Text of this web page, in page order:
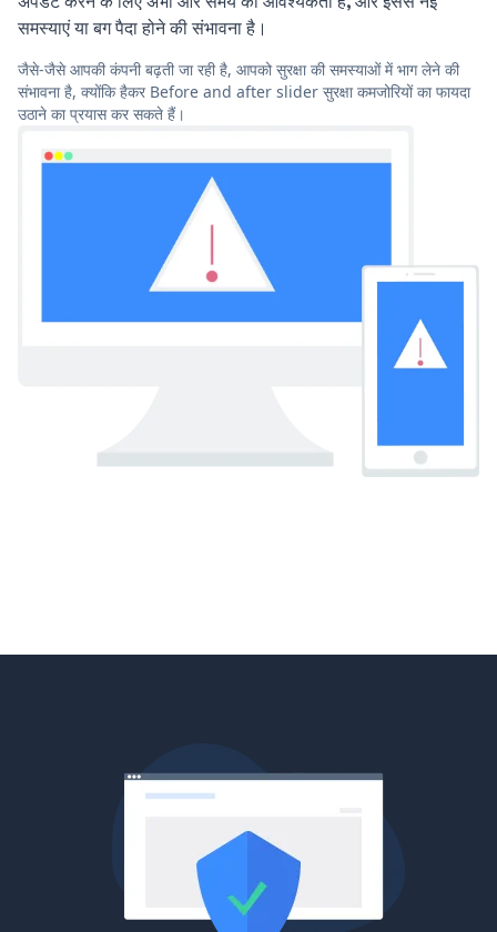
समस्याएं या बग पैदा होने की संभावना है।
जैसे-जैसे आपकी कंपनी बढ़ती जा रही है, आपको सुरक्षा की समस्याओं में भाग लेने की
संभावना है, क्योंकि हैकर Before and after slider सुरक्षा कमजोरियों का फायदा
उठाने का प्रयास कर सकते हैं।